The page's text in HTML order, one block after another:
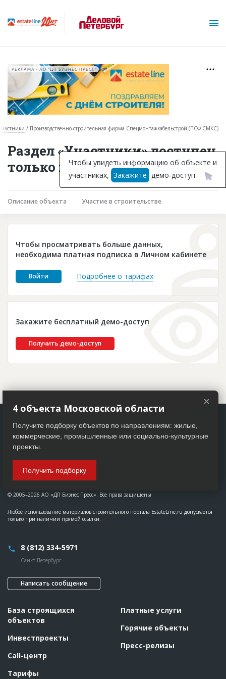
Горячие объекты
База строящихся объектов
Инвестпроекты
Глоссарий
Платные услуги
Пресс-релизы
РЕКЛАМА • АО "ДП БИЗНЕС ПРЕСС"
Производственно-строительная фирма Спецмонтажкабельстрой (ПСФ СМКС)
Раздел «Участники» доступен
только подписчикам
Описание объекта Участие в строительстве
Чтобы просматривать больше данных,
необходима платная подписка в Личном кабинете
Войти Подробнее о тарифах
Закажите бесплатный демо-доступ
Получить демо-доступ
Чтобы увидеть информацию об объекте и
участниках, Закажите демо-доступ
© 2005–2026 АО «ДП Бизнес Пресс». Все права защищены
Любое использование материалов строительного портала EstateLine.ru допускается
только при наличии прямой ссылки.
8 (812) 334-5971
Санкт-Петербург
Написать сообщение
База строящихся
объектов
Инвестпроекты
Call-центр
Тарифы
Платные услуги
Горячие объекты
Пресс-релизы
×
4 объекта Московской области
Получите подборку объектов по направлениям: жилые,
коммерческие, промышленные или социально-культурные
проекты.
Получить подборку